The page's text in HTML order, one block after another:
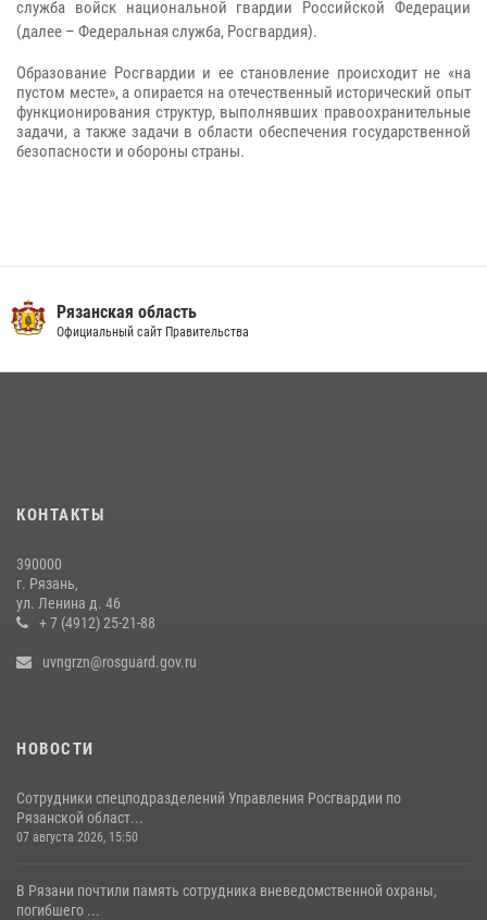
служба войск национальной гвардии Российской Федерации
(далее – Федеральная служба, Росгвардия).
Образование Росгвардии и ее становление происходит не «на
пустом месте», а опирается на отечественный исторический опыт
функционирования структур, выполнявших правоохранительные
задачи, а также задачи в области обеспечения государственной
безопасности и обороны страны.
Рязанская область
Официальный сайт Правительства
КОНТАКТЫ
390000
г. Рязань,
ул. Ленина д. 46
+ 7 (4912) 25-21-88
uvngrzn@rosguard.gov.ru
НОВОСТИ
Сотрудники спецподразделений Управления Росгвардии по
Рязанской област...
07 августа 2026, 15:50
В Рязани почтили память сотрудника вневедомственной охраны,
погибшего ...